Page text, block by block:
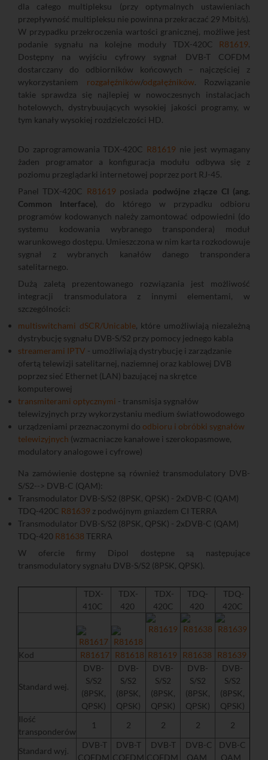
dla całego multipleksu (przy optymalnych ustawieniach
przepływność multipleksu nie powinna przekraczać 29 Mbit/s).
W przypadku przekroczenia wartości granicznej, możliwe jest
podanie sygnału na kolejne moduły TDX-420C R81619.
Dostępny na wyjściu cyfrowy sygnał DVB-T COFDM
dostarczany do odbiorników końcowych – najczęściej z
wykorzystaniem rozgałęźników/odgałęźników. Rozwiązanie
takie sprawdza się najlepiej w nowoczesnych instalacjach
hotelowych, dystrybuujących wysokiej jakości programy, w
tym kanały wysokiej rozdzielczości HD.
Do zaprogramowania TDX-420C R81619 nie jest wymagany
żaden programator a konfiguracja modułu odbywa się z
poziomu przeglądarki internetowej poprzez port RJ-45.
Panel TDX-420C R81619posiada podwójne złącze CI (ang.
Common Interface), do którego w przypadku odbioru
programów kodowanych należy zamontować odpowiedni (do
systemu kodowania wybranego transpondera) moduł
warunkowego dostępu. Umieszczona w nim karta rozkodowuje
sygnał z wybranych kanałów danego transpondera
satelitarnego.
Dużą zaletą prezentowanego rozwiązania jest możliwość
integracji transmodulatora z innymi elementami, w
szczególności:
multiswitchami dSCR/Unicable, które umożliwiają niezależną
dystrybucję sygnału DVB-S/S2 przy pomocy jednego kabla
streamerami IPTV - umożliwiają dystrybucję i zarządzanie
ofertą telewizji satelitarnej, naziemnej oraz kablowej DVB
poprzez sieć Ethernet (LAN) bazującej na skrętce
komputerowej
transmiterami optycznymi - transmisja sygnałów
telewizyjnych przy wykorzystaniu medium światłowodowego
urządzeniami przeznaczonymi do odbioru i obróbki sygnałów
telewizyjnych (wzmacniacze kanałowe i szerokopasmowe,
modulatory analogowe i cyfrowe)
Na zamówienie dostępne są również transmodulatory DVB-
S/S2--> DVB-C (QAM):
Transmodulator DVB-S/S2 (8PSK, QPSK) - 2xDVB-C (QAM)
TDQ-420C R81639 z podwójnym gniazdem CI TERRA
Transmodulator DVB-S/S2 (8PSK, QPSK) - 2xDVB-C (QAM)
TDQ-420 R81638 TERRA
W ofercie firmy Dipol dostępne są następujące
transmodulatory sygnału DVB-S/S2 (8PSK, QPSK).
TDX-
410C
TDX-
420
TDX-
420C
TDQ-
420
TDQ-
420C
Kod R81617 R81618 R81619 R81638 R81639
Standard wej.
DVB-
S/S2
(8PSK,
QPSK)
DVB-
S/S2
(8PSK,
QPSK)
DVB-
S/S2
(8PSK,
QPSK)
DVB-
S/S2
(8PSK,
QPSK)
DVB-
S/S2
(8PSK,
QPSK)
Ilość
transponderów
1 2 2 2 2
Standard wyj.
DVB-T
COFDM
DVB-T
COFDM
DVB-T
COFDM
DVB-C
QAM
DVB-C
QAM